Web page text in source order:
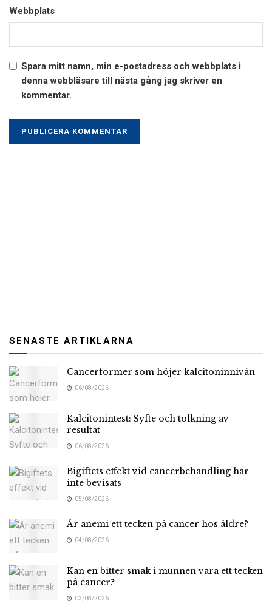
Webbplats
Spara mitt namn, min e-postadress och webbplats i
denna webbläsare till nästa gång jag skriver en
kommentar.
SENASTE ARTIKLARNA
Cancerformer som höjer kalcitoninnivån
06/08/2026
Kalcitonintest: Syfte och tolkning av
resultat
06/08/2026
Bigiftets effekt vid cancerbehandling har
inte bevisats
05/08/2026
Är anemi ett tecken på cancer hos äldre?
04/08/2026
Kan en bitter smak i munnen vara ett tecken
på cancer?
03/08/2026